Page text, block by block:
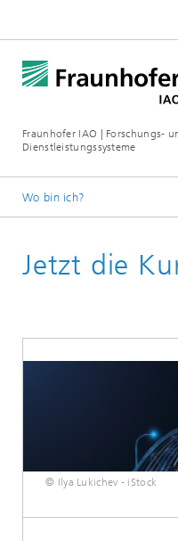
Fraunhofer IAO | Forschungs-
Dienstleistungssysteme
Wo bin ich?
Veranstaltungen
Jetzt die
© Ilya Lukichev - iStock